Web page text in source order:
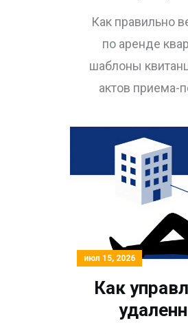
и акты
Как правильно
по аренде
шаблоны
актов приема-
июл 15, 2026
Как